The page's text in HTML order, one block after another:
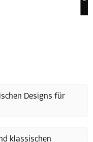
Designs für
klassischen